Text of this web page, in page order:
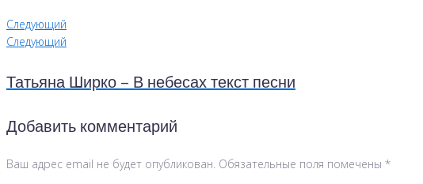
Следующий
Следующий
Татьяна Ширко – В небесах текст песни
Добавить комментарий
Ваш адрес email не будет опубликован. Обязательные поля помечены *